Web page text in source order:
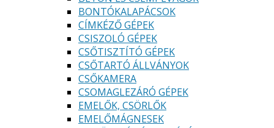
BONTÓKALAPÁCSOK
CÍMKÉZŐ GÉPEK
CSISZOLÓ GÉPEK
CSŐTISZTÍTÓ GÉPEK
CSŐTARTÓ ÁLLVÁNYOK
CSŐKAMERA
CSOMAGLEZÁRÓ GÉPEK
EMELŐK, CSÖRLŐK
EMELŐMÁGNESEK